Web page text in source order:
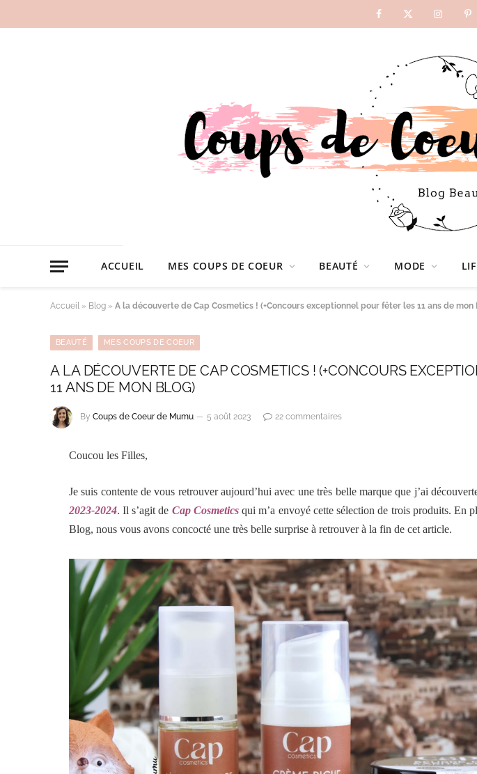
Facebook
X
Instagram
ACCUEIL MES COUPS DE COEUR BEAUTÉ MODE
Accueil » Blog » A la découverte de Cap Cosmetics ! (+Concours exceptionnel pour fêter les 11 ans de mon
BEAUTÉ MES COUPS DE COEUR
A LA DÉCOUVERTE DE CAP COSMETICS ! (+CONCOURS
11 ANS DE MON BLOG)
By Coups de Coeur de Mumu 5 août 2023 22 commentaires
Coucou les Filles,
Je suis contente de vous retrouver aujourd’hui avec une très belle marque que j’ai
2023-2024. Il s’agit de Cap Cosmeticsqui m’a envoyé cette sélection de trois produits. En
Blog, nous vous avons concocté une très belle surprise à retrouver à la fin de cet article.